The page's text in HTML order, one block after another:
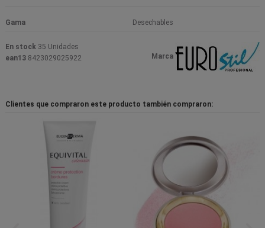
Gama Desechables
Marca
En stock 35 Unidades
ean13 8423029025922
Clientes que compraron este producto también compraron: